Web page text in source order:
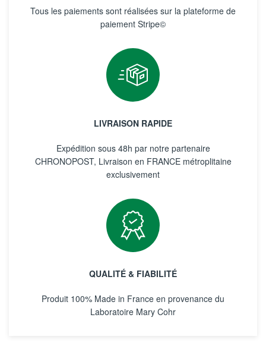
Tous les paiements sont réalisées sur la plateforme de
paiement Stripe©
LIVRAISON RAPIDE
Expédition sous 48h par notre partenaire
CHRONOPOST, Livraison en FRANCE métroplitaine
exclusivement
QUALITÉ & FIABILITÉ
Produit 100% Made in France en provenance du
Laboratoire Mary Cohr